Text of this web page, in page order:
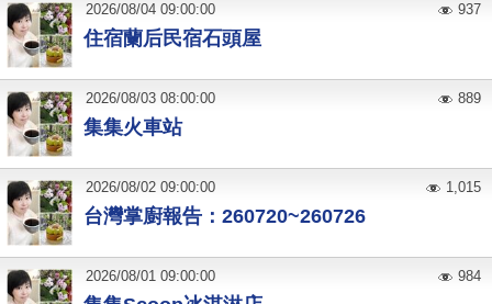
住宿蘭后民宿石頭屋
2026/08/04 09:00:00 937
集集火車站
2026/08/03 08:00:00 889
台灣掌廚報告：260720~260726
2026/08/02 09:00:00 1,015
2026/08/01 09:00:00 984